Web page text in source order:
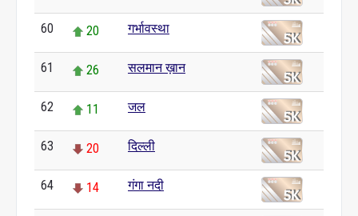
60 20 गर्भावस्था
61 26 सलमान ख़ान
62 11 जल
63 20 दिल्ली
64 14 गंगा नदी